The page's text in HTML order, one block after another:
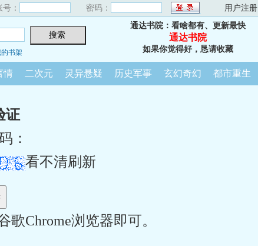
号： 密码： 用户注册
书架
通达书院：看啥都有、更新最快
通达书院
如果你觉得好，恳请收藏
情 二次元 灵异悬疑 历史军事 玄幻奇幻 都市重生
证
：
看不清刷新
Chrome浏览器即可。